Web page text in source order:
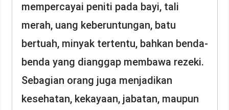
mempercayai peniti pada bayi, tali
merah, uang keberuntungan, batu
bertuah, minyak tertentu, bahkan benda-
benda yang dianggap membawa rezeki.
Sebagian orang juga menjadikan
kesehatan, kekayaan, jabatan, maupun